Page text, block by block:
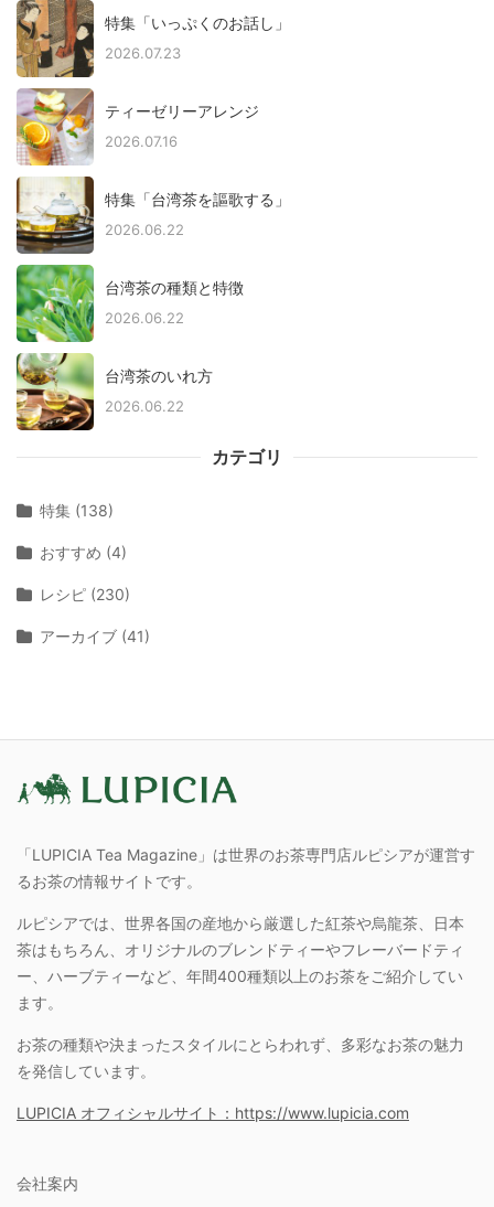
特集「いっぷくのお話し」
2026.07.23
ティーゼリーアレンジ
2026.07.16
特集「台湾茶を謳歌する」
2026.06.22
台湾茶の種類と特徴
2026.06.22
台湾茶のいれ方
2026.06.22
カテゴリ
特集 (138)
おすすめ (4)
レシピ (230)
アーカイブ (41)
「LUPICIA Tea Magazine」は世界のお茶専門店ルピシアが運営す
るお茶の情報サイトです。
ルピシアでは、世界各国の産地から厳選した紅茶や烏龍茶、日本
茶はもちろん、オリジナルのブレンドティーやフレーバードティ
ー、ハーブティーなど、年間400種類以上のお茶をご紹介してい
ます。
お茶の種類や決まったスタイルにとらわれず、多彩なお茶の魅力
を発信しています。
LUPICIA オフィシャルサイト：https://www.lupicia.com
会社案内